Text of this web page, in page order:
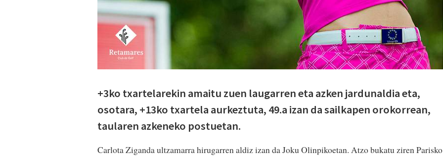
+3ko txartelarekin amaitu zuen laugarren eta azken jardunaldia eta,
osotara, +13ko txartela aurkeztuta, 49.a izan da sailkapen orokorrean,
taularen azkeneko postuetan.
Carlota Ziganda ultzamarra hirugarren aldiz izan da Joku Olinpikoetan. Atzo bukatu ziren Parisko